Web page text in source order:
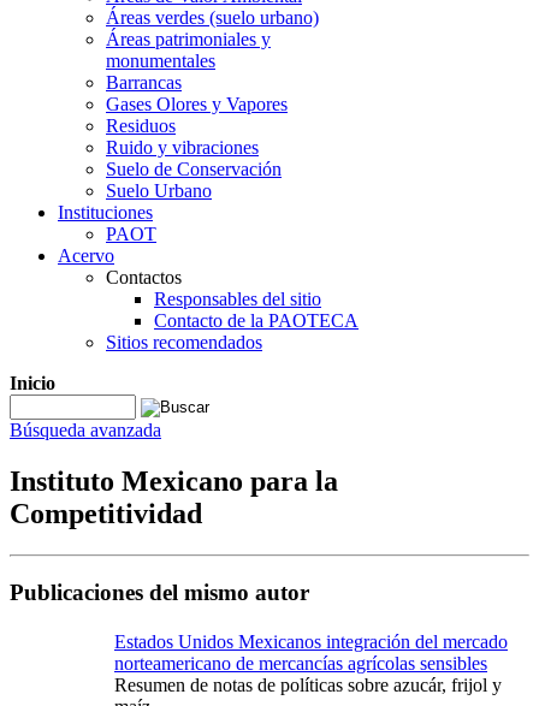
Áreas verdes (suelo urbano)
Áreas patrimoniales y
monumentales
Barrancas
Gases Olores y Vapores
Residuos
Ruido y vibraciones
Suelo de Conservación
Suelo Urbano
Instituciones
PAOT
Acervo
Contactos
Responsables del sitio
Contacto de la PAOTECA
Sitios recomendados
Inicio
Búsqueda avanzada
Instituto Mexicano para la
Competitividad
Publicaciones del mismo autor
Estados Unidos Mexicanos integración del mercado
norteamericano de mercancías agrícolas sensibles
Resumen de notas de políticas sobre azucár, frijol y